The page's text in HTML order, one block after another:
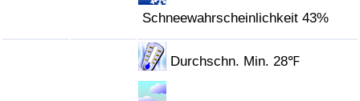
Schneewahrscheinlichkeit 43%
Durchschn. Min. 28℉